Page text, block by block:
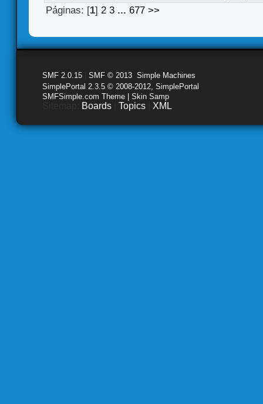
Páginas: [1]2 3 ...677 >>
SMF 2.0.15 SMF © 2013 Simple Machines
SimplePortal 2.3.5 © 2008-2012, SimplePortal
SMFSimple.com Theme | Skin Samp
Boards Topics XML